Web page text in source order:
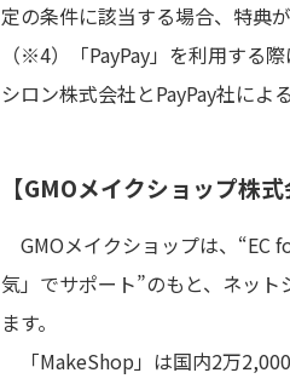
定の条件に該当する場合、特典
（※4）「PayPay」を利用する
シロン株式会社とPayPay社によ
【GMOメイクショップ株式
GMOメイクショップは、“EC
気」でサポート”のもと、ネッ
ます。
「MakeShop」は国内2万